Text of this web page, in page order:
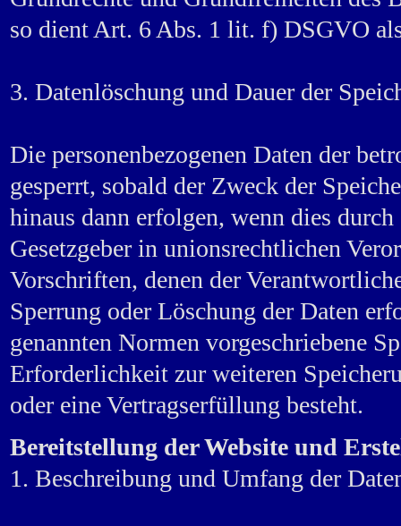
so dient Art. 6 Abs. 1 lit. f) DSGVO
3. Datenlöschung und Dauer der
Die personenbezogenen Daten der
gesperrt, sobald der Zweck der
hinaus dann erfolgen, wenn dies
Gesetzgeber in unionsrechtlichen
Vorschriften, denen der
Sperrung oder Löschung der Daten
genannten Normen vorgeschriebene
Erforderlichkeit zur weiteren
oder eine Vertragserfüllung besteht.
Bereitstellung der Website und
1. Beschreibung und Umfang der